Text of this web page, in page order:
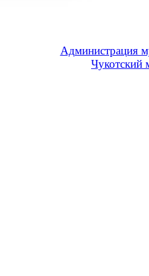
Администрация
Чукотский